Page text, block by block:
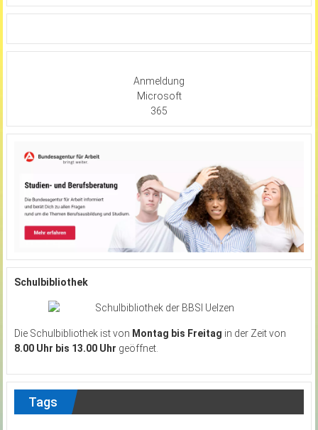
Anmeldung
Microsoft
365
Schulbibliothek
Die Schulbibliothek ist von Montag bis Freitag in der Zeit von
8.00 Uhr bis 13.00 Uhr geöffnet.
Tags